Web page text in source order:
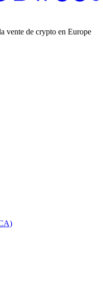
vente de crypto en Europe